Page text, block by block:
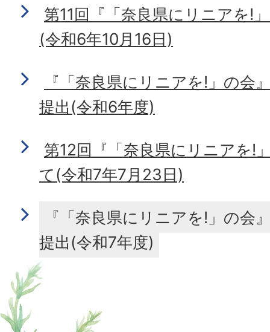
第11回『「奈良県にリニアを!
(令和6年10月16日)
『「奈良県にリニアを!」の会
提出(令和6年度)
第12回『「奈良県にリニアを!
て(令和7年7月23日)
『「奈良県にリニアを!」の会
提出(令和7年度)